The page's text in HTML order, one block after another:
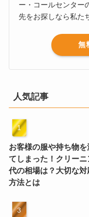
ー・コールセンター
先をお探しなら私た
無
人気記事
お客様の服や持ち物を
てしまった！クリーニ
代の相場は？大切な対
方法とは